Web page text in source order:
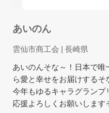
あいのん
雲仙市商工会 | 長崎県
あいのんそな～！日本で
ら愛と幸せをお届けするそ
今年もゆるキャラグラン
応援よろしくお願いします